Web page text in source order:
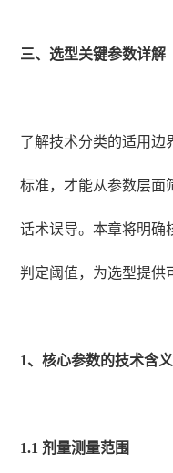
三、选型关键参数详解
了解技术分类的适用边
标准，才能从参数层面
话术误导。本章将明确
判定阈值，为选型提供
1、核心参数的技术含
1.1 剂量测量范围